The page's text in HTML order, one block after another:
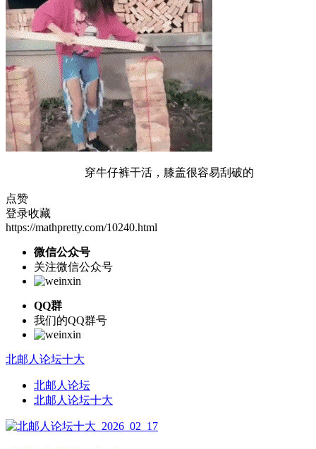
穿牛仔裤干活，膝盖很容易刮破的
点赞
登录收藏
https://mathpretty.com/10240.html
微信公众号
关注微信公众号
QQ群
我们的QQ群号
北邮人论坛十大
北邮人论坛
北邮人论坛十大